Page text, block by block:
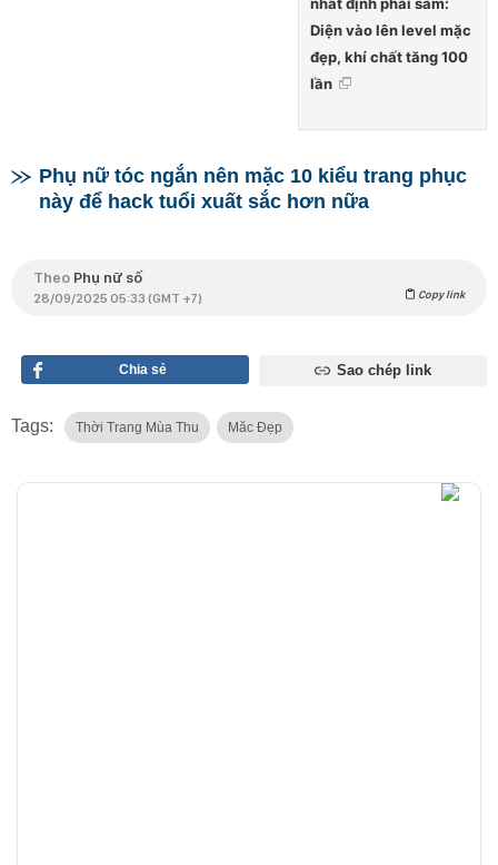
Diện vào lên level mặc
đẹp, khí chất tăng 100
lần
Phụ nữ tóc ngắn nên mặc 10 kiểu trang phục
này để hack tuổi xuất sắc hơn nữa
Theo Phụ nữ số
28/09/2025 05:33 (GMT +7) Copy link
Chia sẻ Sao chép link
Tags: Thời Trang Mùa Thu Măc Đẹp